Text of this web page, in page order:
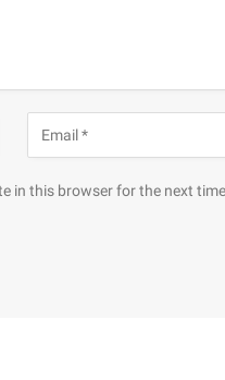
in this browser for the next